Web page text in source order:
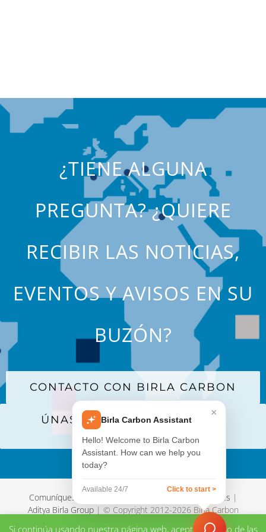
¿TIENE ALGUNA
PREGUNTA? ¿QUIERE
RECIBIR LAS NOTICIAS,
EVENTOS Y AVISOS EN SU
BUZÓN?
CONTACTO CON BIRLA CARBON
ÚNASE A NUESTRA LISTA DE
Comuníquese con nosotros Términos y Condiciones |
Aditya Birla Group| © Copyright 2012-2026 Birla Carbon
Si continúa usando nuestra página web, aceptará el uso de las
×
Birla Carbon Assistant
Hello! Welcome to Birla Carbon
Assistant. How can we help you
today?
Available 24/7 Click to start >